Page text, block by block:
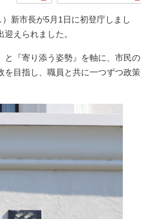
新市長が5月1日に初登庁しまし
えられました。
『寄り添う姿勢』を軸に、市民の
を目指し、職員と共に一つずつ政策